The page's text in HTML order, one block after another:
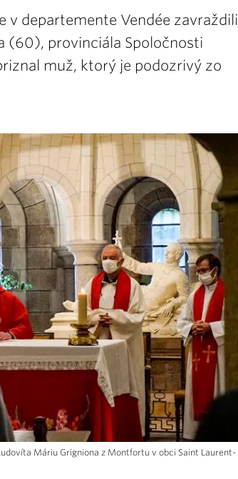
v departemente Vendée zavraždili
(60), provinciála Spoločnosti
muž, ktorý je podozrivý zo
Máriu Grigniona z Montfortu v obci Saint Laurent-